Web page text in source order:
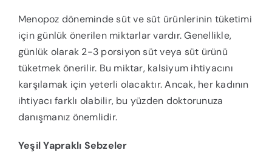
Menopoz döneminde süt ve süt ürünlerinin tüketimi
için günlük önerilen miktarlar vardır. Genellikle,
günlük olarak 2-3 porsiyon süt veya süt ürünü
tüketmek önerilir. Bu miktar, kalsiyum ihtiyacını
karşılamak için yeterli olacaktır. Ancak, her kadının
ihtiyacı farklı olabilir, bu yüzden doktorunuza
danışmanız önemlidir.
Yeşil Yapraklı Sebzeler